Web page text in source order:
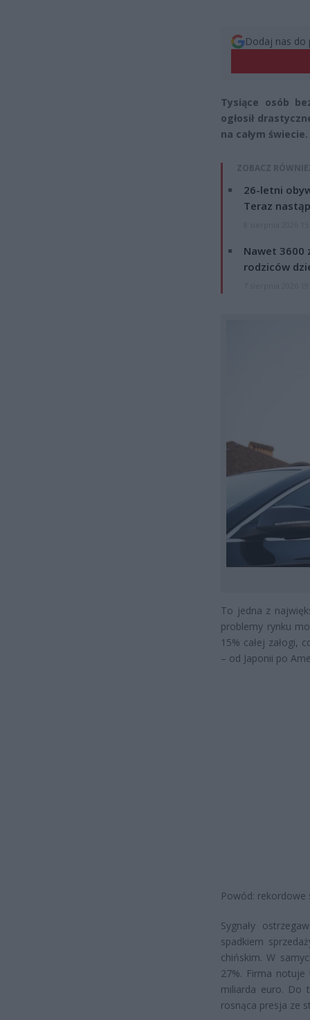
Dodaj nas do
Tysiące osób
ogłosił
na całym świecie.
ZOBACZ
26-letni
Teraz
Nawet 3600
rodziców
To jedna z
problemy rynku
15% całej załogi,
– od Japonii po
Powód:
Sygnały
spadkiem
chińskim. W
27%. Firma
miliarda euro. Do
rosnąca presja ze